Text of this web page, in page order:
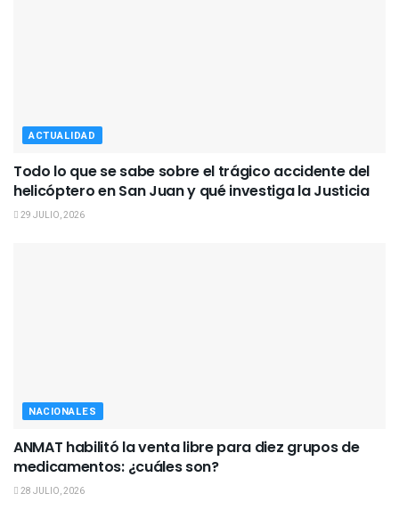
ACTUALIDAD
Todo lo que se sabe sobre el trágico accidente del
helicóptero en San Juan y qué investiga la Justicia
29 JULIO, 2026
NACIONALES
ANMAT habilitó la venta libre para diez grupos de
medicamentos: ¿cuáles son?
28 JULIO, 2026